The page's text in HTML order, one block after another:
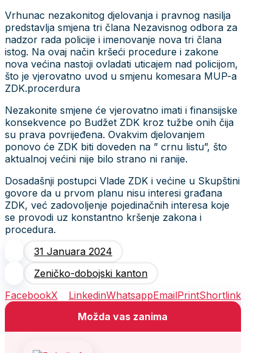
Vrhunac nezakonitog djelovanja i pravnog nasilja
predstavlja smjena tri člana Nezavisnog odbora za
nadzor rada policije i imenovanje nova tri člana
istog. Na ovaj način kršeći procedure i zakone
nova većina nastoji ovladati uticajem nad policijom,
što je vjerovatno uvod u smjenu komesara MUP-a
ZDK.procerdura
Nezakonite smjene će vjerovatno imati i finansijske
konsekvence po Budžet ZDK kroz tužbe onih čija
su prava povrijeđena. Ovakvim djelovanjem
ponovo će ZDK biti doveden na ” crnu listu”, što
aktualnoj većini nije bilo strano ni ranije.
Dosadašnji postupci Vlade ZDK i većine u Skupštini
govore da u prvom planu nisu interesi građana
ZDK, već zadovoljenje pojedinačnih interesa koje
se provodi uz konstantno kršenje zakona i
procedura.
31 Januara 2024
Zeničko-dobojski kanton
FacebookX LinkedinWhatsappEmailPrintShortlink
Možda vas zanima